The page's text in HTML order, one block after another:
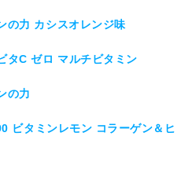
の力 カシスオレンジ味
タC ゼロ マルチビタミン
の力
ビタミンレモン コラーゲン＆ヒ